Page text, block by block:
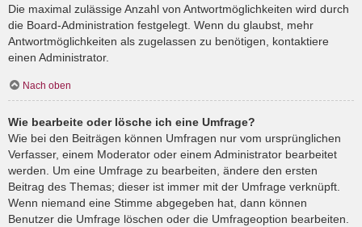
Die maximal zulässige Anzahl von Antwortmöglichkeiten wird durch
die Board-Administration festgelegt. Wenn du glaubst, mehr
Antwortmöglichkeiten als zugelassen zu benötigen, kontaktiere
einen Administrator.
Nach oben
Wie bearbeite oder lösche ich eine Umfrage?
Wie bei den Beiträgen können Umfragen nur vom ursprünglichen
Verfasser, einem Moderator oder einem Administrator bearbeitet
werden. Um eine Umfrage zu bearbeiten, ändere den ersten
Beitrag des Themas; dieser ist immer mit der Umfrage verknüpft.
Wenn niemand eine Stimme abgegeben hat, dann können
Benutzer die Umfrage löschen oder die Umfrageoption bearbeiten.